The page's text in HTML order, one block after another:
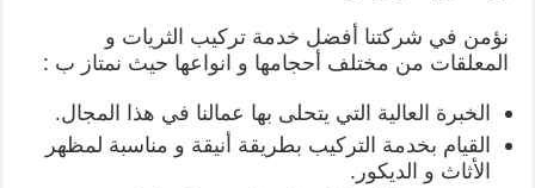
نؤمن في شركتنا أفضل خدمة تركيب الثريات و
المعلقات من مختلف أحجامها و انواعها حيث نمتاز ب :
الخبرة العالية التي يتحلى بها عمالنا في هذا المجال.
القيام بخدمة التركيب بطريقة أنيقة و مناسبة لمظهر
الأثاث و الديكور.